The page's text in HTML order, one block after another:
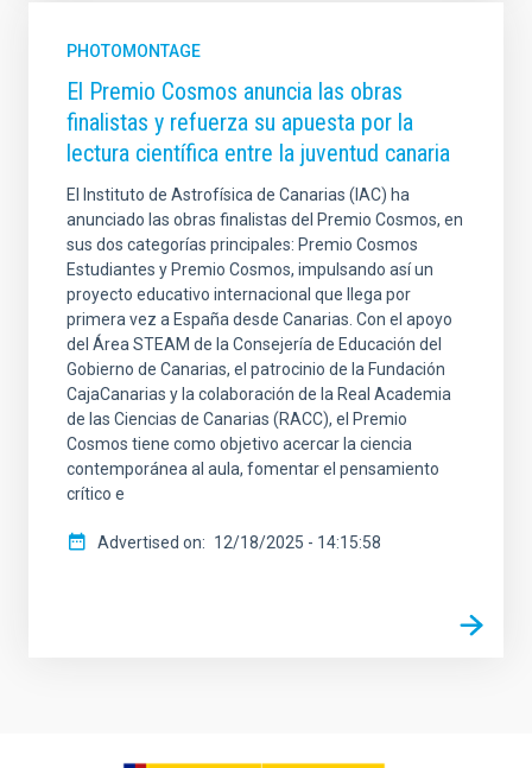
PHOTOMONTAGE
El Premio Cosmos anuncia las obras
finalistas y refuerza su apuesta por la
lectura científica entre la juventud canaria
El Instituto de Astrofísica de Canarias (IAC) ha
anunciado las obras finalistas del Premio Cosmos, en
sus dos categorías principales: Premio Cosmos
Estudiantes y Premio Cosmos, impulsando así un
proyecto educativo internacional que llega por
primera vez a España desde Canarias. Con el apoyo
del Área STEAM de la Consejería de Educación del
Gobierno de Canarias, el patrocinio de la Fundación
CajaCanarias y la colaboración de la Real Academia
de las Ciencias de Canarias (RACC), el Premio
Cosmos tiene como objetivo acercar la ciencia
contemporánea al aula, fomentar el pensamiento
crítico e
Advertised on 12/18/2025 - 14:15:58